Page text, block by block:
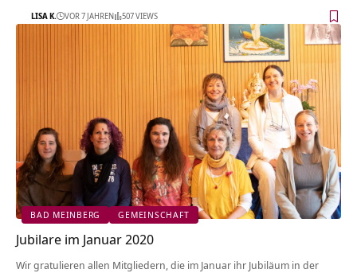
LISA K. VOR 7 JAHREN 507 VIEWS
BAD MEINBERG GEMEINSCHAFT
Jubilare im Januar 2020
Wir gratulieren allen Mitgliedern, die im Januar ihr Jubiläum in der